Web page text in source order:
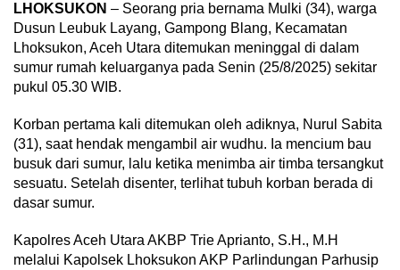
LHOKSUKON – Seorang pria bernama Mulki (34), warga
Dusun Leubuk Layang, Gampong Blang, Kecamatan
Lhoksukon, Aceh Utara ditemukan meninggal di dalam
sumur rumah keluarganya pada Senin (25/8/2025) sekitar
pukul 05.30 WIB.
Korban pertama kali ditemukan oleh adiknya, Nurul Sabita
(31), saat hendak mengambil air wudhu. Ia mencium bau
busuk dari sumur, lalu ketika menimba air timba tersangkut
sesuatu. Setelah disenter, terlihat tubuh korban berada di
dasar sumur.
Kapolres Aceh Utara AKBP Trie Aprianto, S.H., M.H
melalui Kapolsek Lhoksukon AKP Parlindungan Parhusip